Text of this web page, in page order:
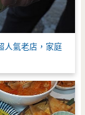
人氣老店，家庭